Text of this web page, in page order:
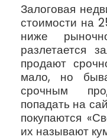
Залоговая
стоимости на
ниже
разлетается
продают
мало, но
срочным
попадать на
покупаются
их называют